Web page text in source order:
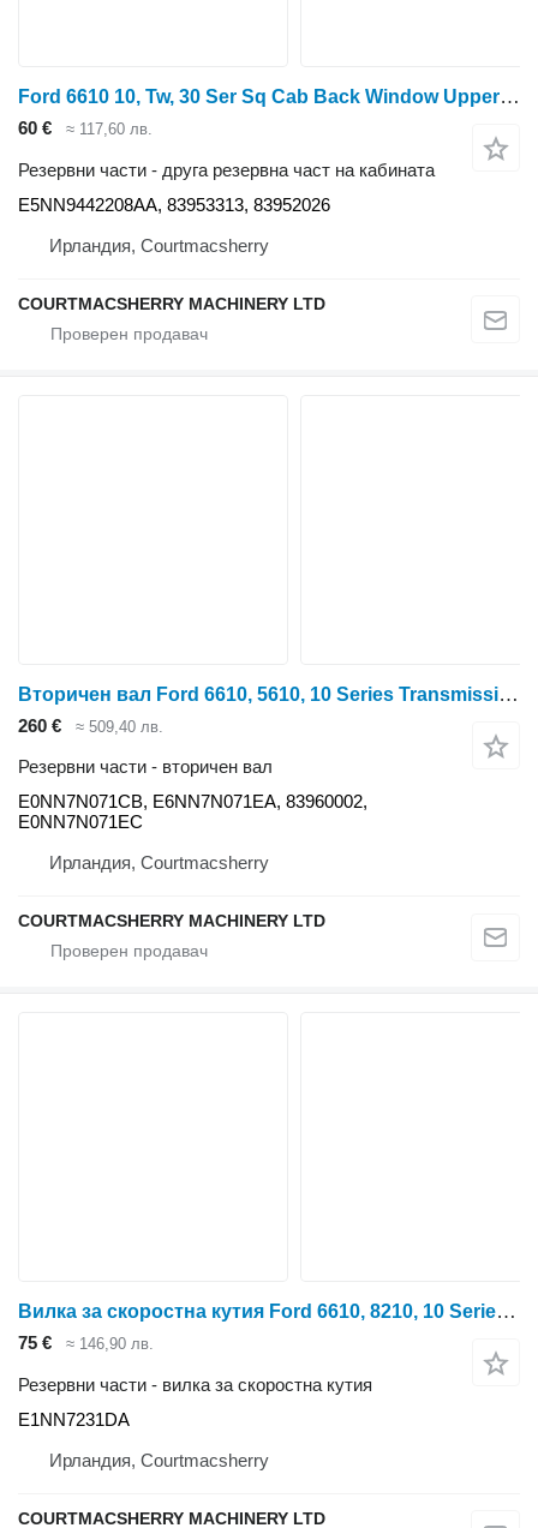
Ford 6610 10, Tw, 30 Ser Sq Cab Back Window Upper Frame Damaged E5nn9 E5NN9442208AA за колесен трактор
60 € ≈ 117,60 лв.
Резервни части - друга резервна част на кабината
E5NN9442208AA, 83953313, 83952026
Ирландия, Courtmacsherry
COURTMACSHERRY MACHINERY LTD
Вторичен вал Ford 6610, 5610, 10 Series Transmission Shaft Assy 83960002, E0nn7146 E0NN7N071CB за колесен трактор Ford 6610, 5610
260 € ≈ 509,40 лв.
Резервни части - вторичен вал
E0NN7N071CB, E6NN7N071EA, 83960002,
E0NN7N071EC
Ирландия, Courtmacsherry
COURTMACSHERRY MACHINERY LTD
Вилка за скоростна кутия Ford 6610, 8210, 10 Series Tranmision Low Reverse Fork E1nn7231da E1NN7231DA за колесен трактор Ford 5110, 5610, 6410, 6610, 6710, 6810, 7410, 7810, 7610, 7710, 7910, 8210
75 € ≈ 146,90 лв.
Резервни части - вилка за скоростна кутия
E1NN7231DA
Ирландия, Courtmacsherry
COURTMACSHERRY MACHINERY LTD